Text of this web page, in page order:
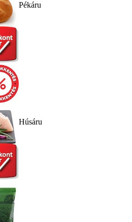
Pékáru
Húsáru